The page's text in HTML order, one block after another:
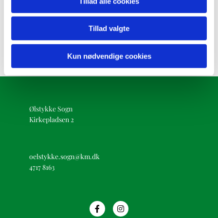
Tillad valgte
Kun nødvendige cookies
Ølstykke Sogn
Kirkepladsen 2
oelstykke.sogn@km.dk
4717 8163